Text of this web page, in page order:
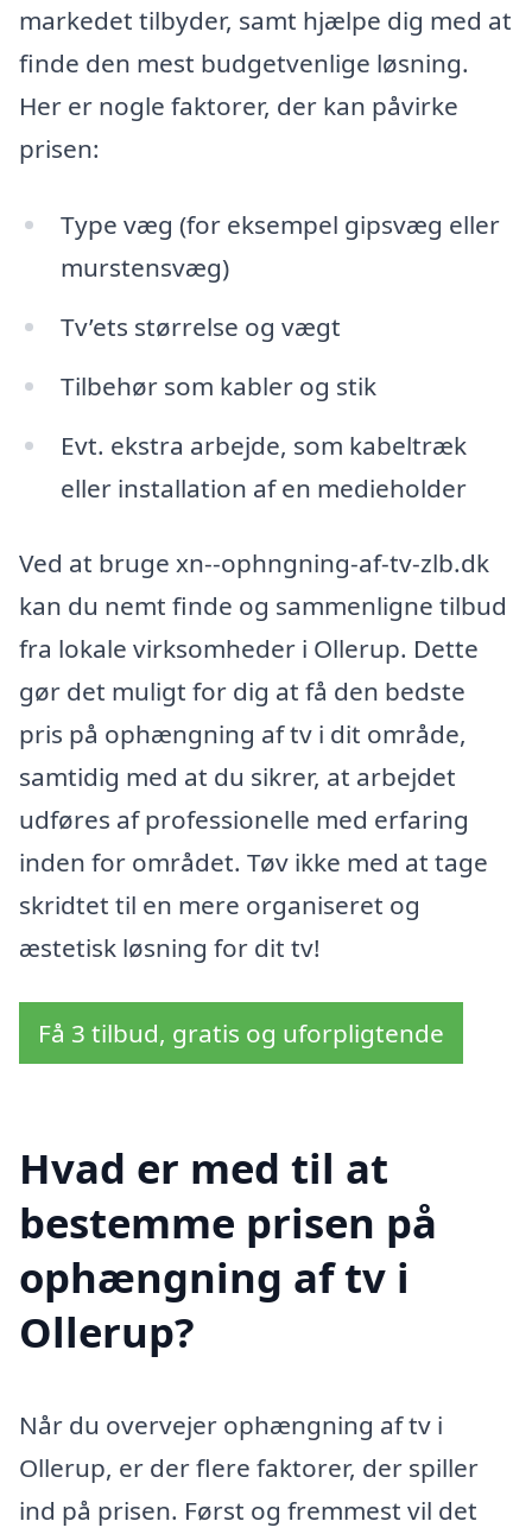
markedet tilbyder, samt hjælpe dig med at
finde den mest budgetvenlige løsning.
Her er nogle faktorer, der kan påvirke
prisen:
Type væg (for eksempel gipsvæg eller
murstensvæg)
Tv’ets størrelse og vægt
Tilbehør som kabler og stik
Evt. ekstra arbejde, som kabeltræk
eller installation af en medieholder
Ved at bruge xn--ophngning-af-tv-zlb.dk
kan du nemt finde og sammenligne tilbud
fra lokale virksomheder i Ollerup. Dette
gør det muligt for dig at få den bedste
pris på ophængning af tv i dit område,
samtidig med at du sikrer, at arbejdet
udføres af professionelle med erfaring
inden for området. Tøv ikke med at tage
skridtet til en mere organiseret og
æstetisk løsning for dit tv!
Få 3 tilbud, gratis og uforpligtende
Hvad er med til at
bestemme prisen på
ophængning af tv i
Ollerup?
Når du overvejer ophængning af tv i
Ollerup, er der flere faktorer, der spiller
ind på prisen. Først og fremmest vil det